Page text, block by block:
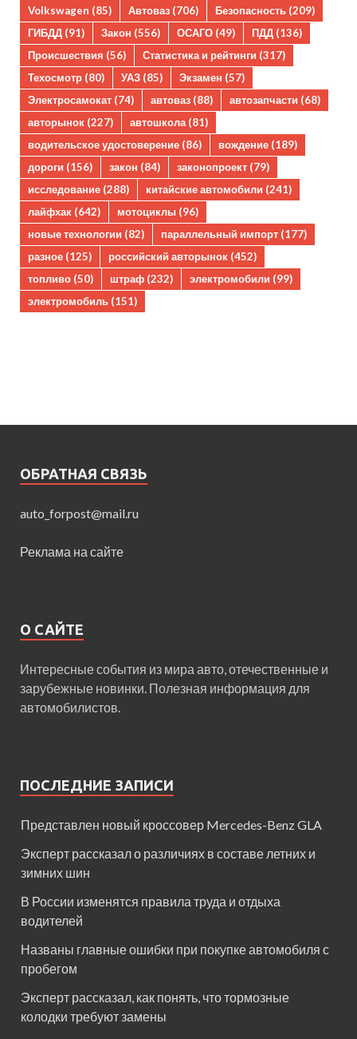
Volkswagen (85) Автоваз (706) Безопасность (209)
ГИБДД (91) Закон (556) ОСАГО (49) ПДД (136)
Происшествия (56) Статистика и рейтинги (317)
Техосмотр (80) УАЗ (85) Экзамен (57)
Электросамокат (74) автоваз (88) автозапчасти (68)
авторынок (227) автошкола(81)
водительское удостоверение (86) вождение (189)
дороги (156) закон (84) законопроект (79)
исследование (288) китайские автомобили (241)
лайфхак (642) мотоциклы (96)
новые технологии (82) параллельный импорт (177)
разное (125) российский авторынок (452)
топливо (50) штраф (232) электромобили (99)
электромобиль (151)
ОБРАТНАЯ СВЯЗЬ
auto_forpost@mail.ru
Реклама на сайте
О САЙТЕ
Интересные события из мира авто, отечественные и
зарубежные новинки. Полезная информация для
автомобилистов.
ПОСЛЕДНИЕ ЗАПИСИ
Представлен новый кроссовер Mercedes-Benz GLA
Эксперт рассказал о различиях в составе летних и
зимних шин
В России изменятся правила труда и отдыха
водителей
Названы главные ошибки при покупке автомобиля с
пробегом
Эксперт рассказал, как понять, что тормозные
колодки требуют замены